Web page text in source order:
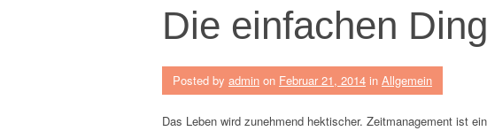
ZWEIT
CAMPEN
FUSSBALL
HANDBALL
Die einfachen
Posted by admin on Februar 21, 2014 in Allgemein
Das Leben wird zunehmend hektischer. Zeitmanagement ist